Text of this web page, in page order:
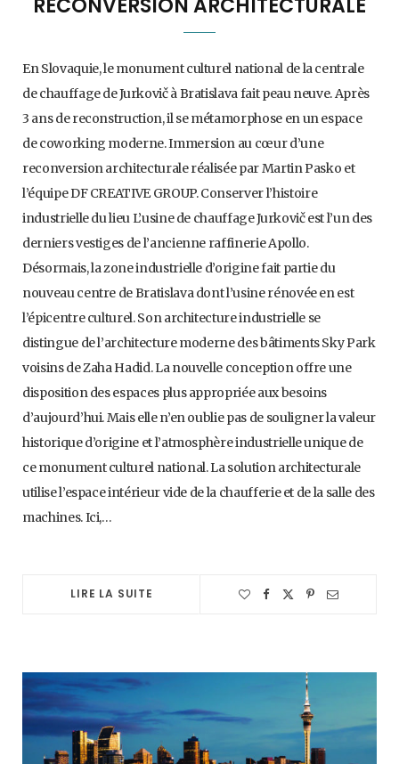
RECONVERSION ARCHITECTURALE
En Slovaquie, le monument culturel national de la centrale
de chauffage de Jurkovič à Bratislava fait peau neuve. Après
3 ans de reconstruction, il se métamorphose en un espace
de coworking moderne. Immersion au cœur d’une
reconversion architecturale réalisée par Martin Pasko et
l’équipe DF CREATIVE GROUP. Conserver l’histoire
industrielle du lieu L’usine de chauffage Jurkovič est l’un des
derniers vestiges de l’ancienne raffinerie Apollo.
Désormais, la zone industrielle d’origine fait partie du
nouveau centre de Bratislava dont l’usine rénovée en est
l’épicentre culturel. Son architecture industrielle se
distingue de l’architecture moderne des bâtiments Sky Park
voisins de Zaha Hadid. La nouvelle conception offre une
disposition des espaces plus appropriée aux besoins
d’aujourd’hui. Mais elle n’en oublie pas de souligner la valeur
historique d’origine et l’atmosphère industrielle unique de
ce monument culturel national. La solution architecturale
utilise l’espace intérieur vide de la chaufferie et de la salle des
machines. Ici,…
LIRE LA SUITE